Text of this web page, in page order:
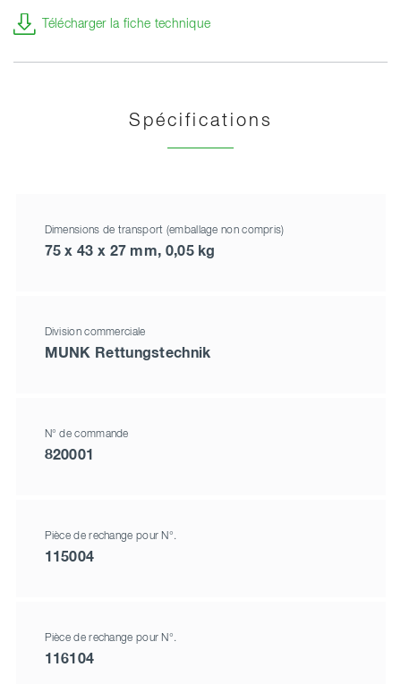
Télécharger la fiche technique
Spécifications
Dimensions de transport (emballage non compris)
75 x 43 x 27 mm, 0,05 kg
Division commerciale
MUNK Rettungstechnik
N° de commande
820001
Pièce de rechange pour N°.
115004
Pièce de rechange pour N°.
116104